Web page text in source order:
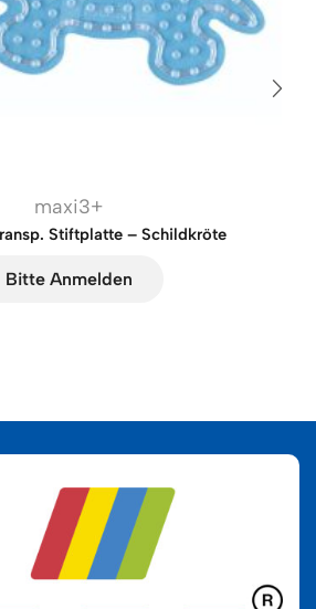
maxi3+
Stiftplatte – Schildkröte
Bitte Anmelden